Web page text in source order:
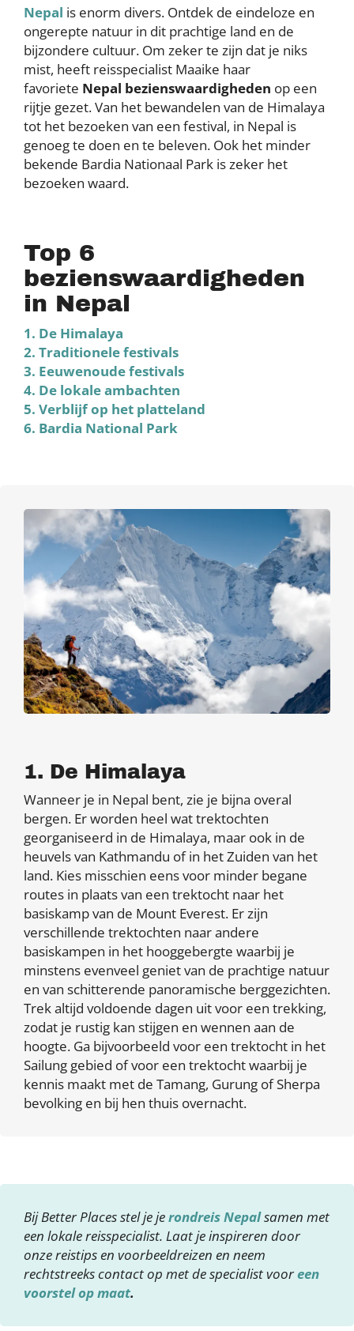
Nepal is enorm divers. Ontdek de eindeloze en
ongerepte natuur in dit prachtige land en de
bijzondere cultuur. Om zeker te zijn dat je niks
mist, heeft reisspecialist Maaike haar
favoriete Nepal bezienswaardigheden op een
rijtje gezet.Van het bewandelen van de Himalaya
tot het bezoeken van een festival, in Nepal is
genoeg te doen en te beleven. Ook het minder
bekende Bardia Nationaal Park is zeker het
bezoeken waard.
Top 6
bezienswaardigheden
in Nepal
1. De Himalaya
2. Traditionele festivals
3. Eeuwenoude festivals
4. De lokale ambachten
5. Verblijf op het platteland
6. Bardia National Park
1. De Himalaya
Wanneer je in Nepal bent, zie je bijna overal
bergen. Er worden heel wat trektochten
georganiseerd in de Himalaya, maar ook in de
heuvels van Kathmandu of in het Zuiden van het
land. Kies misschien eens voor minder begane
routes in plaats van een trektocht naar het
basiskamp van de Mount Everest. Er zijn
verschillende trektochten naar andere
basiskampen in het hooggebergte waarbij je
minstens evenveel geniet van de prachtige natuur
en van schitterende panoramische berggezichten.
Trek altijd voldoende dagen uit voor een trekking,
zodat je rustig kan stijgen en wennen aan de
hoogte. Ga bijvoorbeeld voor een trektocht in het
Sailung gebied of voor een trektocht waarbij je
kennis maakt met de Tamang, Gurung of Sherpa
bevolking en bij hen thuis overnacht.
Bij Better Places stel je jerondreis Nepalsamen met
een lokale reisspecialist. Laat je inspireren door
onze reistips en voorbeeldreizen en neem
rechtstreeks contact op met de specialist vooreen
voorstel op maat.